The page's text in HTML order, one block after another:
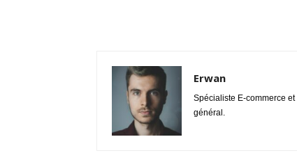
Erwan
Spécialiste E-commerce
général.